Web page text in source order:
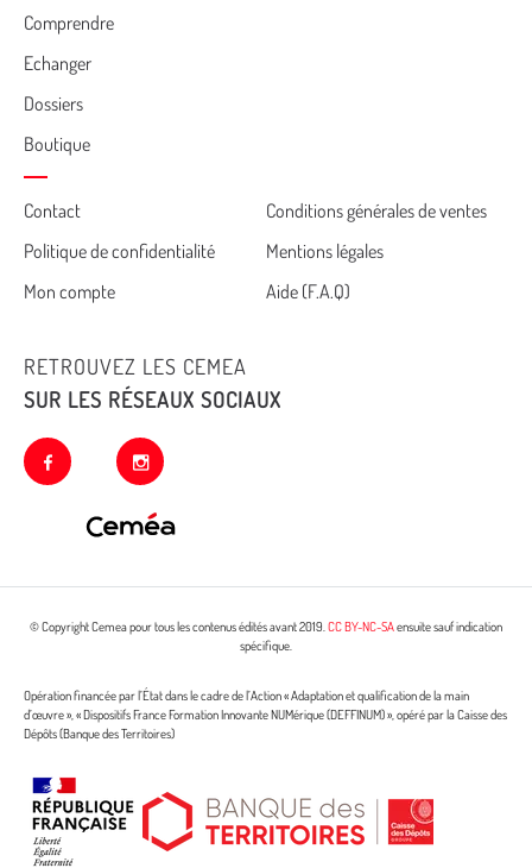
Comprendre
Echanger
Dossiers
Boutique
Cemea
footer
Contact
Conditions générales de ventes
Politique de confidentialité
Mentions légales
Mon compte
Aide (F.A.Q)
RETROUVEZ LES CEMEA
SUR LES RÉSEAUX SOCIAUX
facebook instagram
© Copyright Cemea pour tous les contenus édités avant 2019.CC BY-NC-SAensuite sauf indication
spécifique.
Opération financée par l’État dans le cadre de l’Action « Adaptation et qualification de la main
d’œuvre », « Dispositifs France Formation Innovante NUMérique (DEFFINUM) », opéré par la Caisse des
Dépôts (Banque des Territoires)